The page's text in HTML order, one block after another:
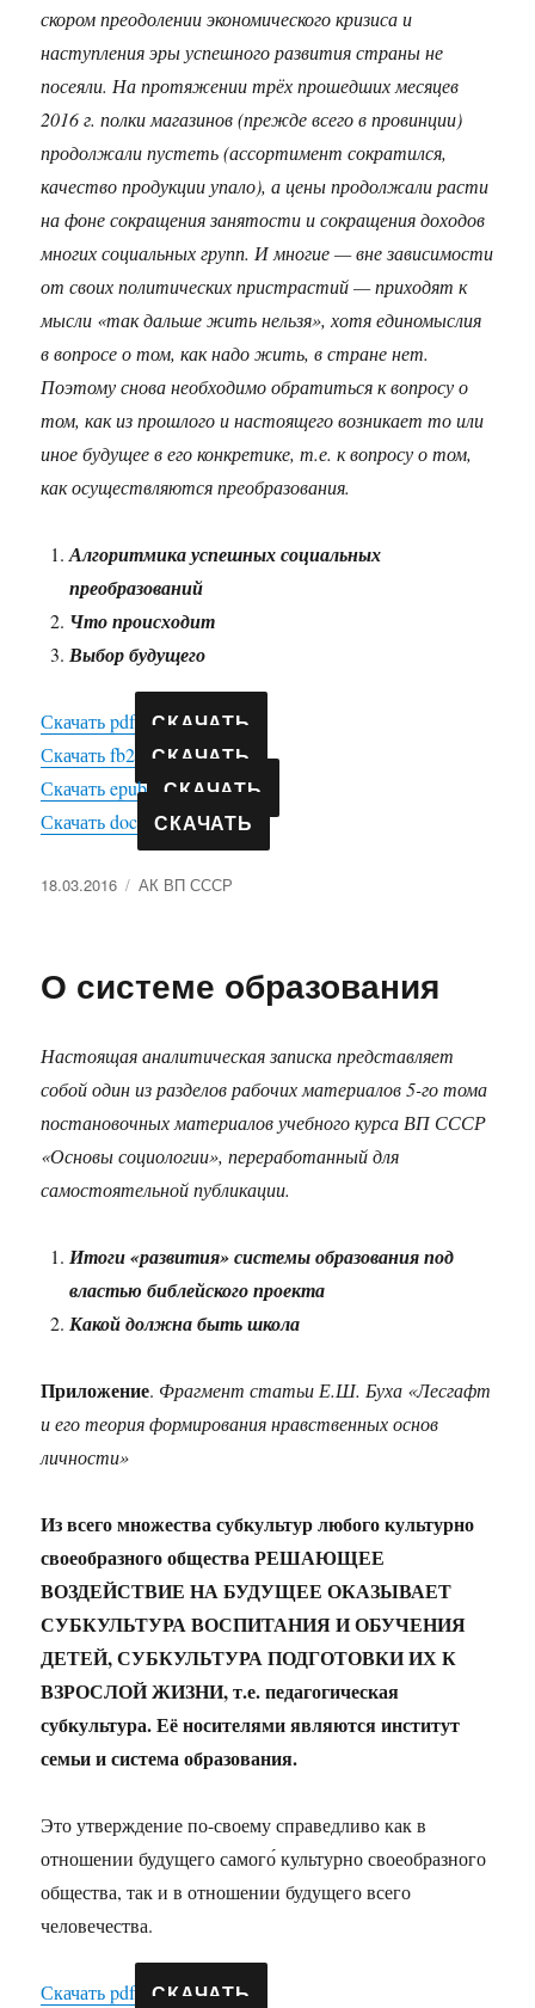
скором преодолении экономического кризиса и
наступления эры успешного развития страны не
посеяли. На протяжении трёх прошедших месяцев
2016 г. полки магазинов (прежде всего в провинции)
продолжали пустеть (ассортимент сократился,
качество продукции упало), а цены продолжали расти
на фоне сокращения занятости и сокращения доходов
многих социальных групп. И многие — вне зависимости
от своих политических пристрастий — приходят к
мысли «так дальше жить нельзя», хотя единомыслия
в вопросе о том, как надо жить, в стране нет.
Поэтому снова необходимо обратиться к вопросу о
том, как из прошлого и настоящего возникает то или
иное будущее в его конкретике, т.е. к вопросу о том,
как осуществляются преобразования.
Алгоритмика успешных социальных
преобразований
Что происходит
Выбор будущего
Скачать pdf СКАЧАТЬ
Скачать fb2 СКАЧАТЬ
Скачать epub СКАЧАТЬ
Скачать doc СКАЧАТЬ
Опубликовано
18.03.2016 Рубрики
АК ВП СССР
О системе образования
Настоящая аналитическая записка представляет
собой один из разделов рабочих материалов 5-го тома
постановочных материалов учебного курса ВП СССР
«Основы социологии», переработанный для
самостоятельной публикации.
Итоги «развития» системы образования под
властью библейского проекта
Какой должна быть школа
Приложение. Фрагмент статьи Е.Ш. Буха «Лесгафт
и его теория формирования нравственных основ
личности»
Из всего множества субкультур любого культурно
своеобразного общества РЕШАЮЩЕЕ
ВОЗДЕЙСТВИЕ НА БУДУЩЕЕ ОКАЗЫВАЕТ
СУБКУЛЬТУРА ВОСПИТАНИЯ И ОБУЧЕНИЯ
ДЕТЕЙ, СУБКУЛЬТУРА ПОДГОТОВКИ ИХ К
ВЗРОСЛОЙ ЖИЗНИ, т.е. педагогическая
субкультура. Её носителями являются институт
семьи и система образования.
Это утверждение по-своему справедливо как в
отношении будущего самого́ культурно своеобразного
общества, так и в отношении будущего всего
человечества.
Скачать pdf СКАЧАТЬ